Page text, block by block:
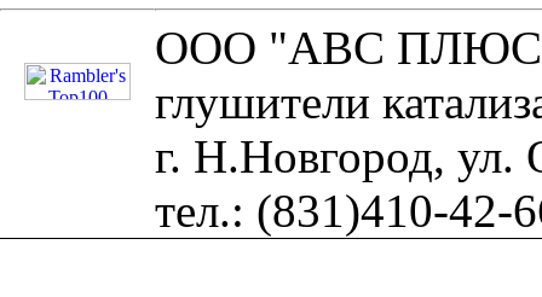
ООО "АВС ПЛЮС
глушители
г. Н.Новгород, ул.
тел.: (831)410-42-